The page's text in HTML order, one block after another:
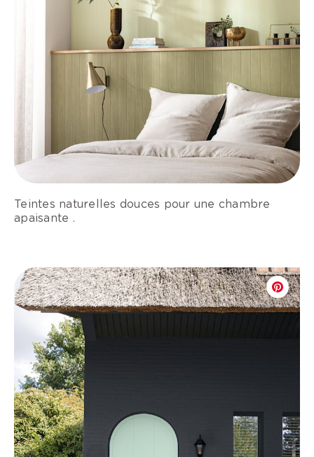
Teintes naturelles douces pour une chambre
apaisante .